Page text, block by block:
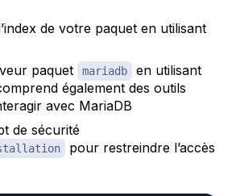
de votre paquet en utilisant
paquet mariadb en utilisant
également des outils
avec MariaDB
de sécurité
pour restreindre l’accès